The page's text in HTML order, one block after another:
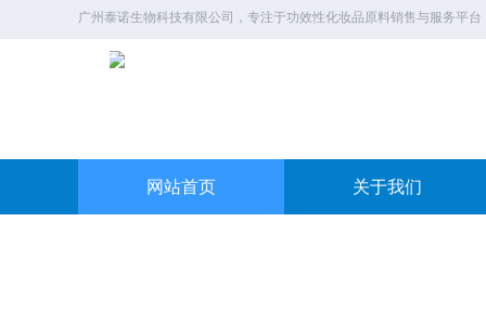
广州泰诺生物科技有限公司，专注于功效性化妆品原料销售与服务平台
网站首页 关于我们